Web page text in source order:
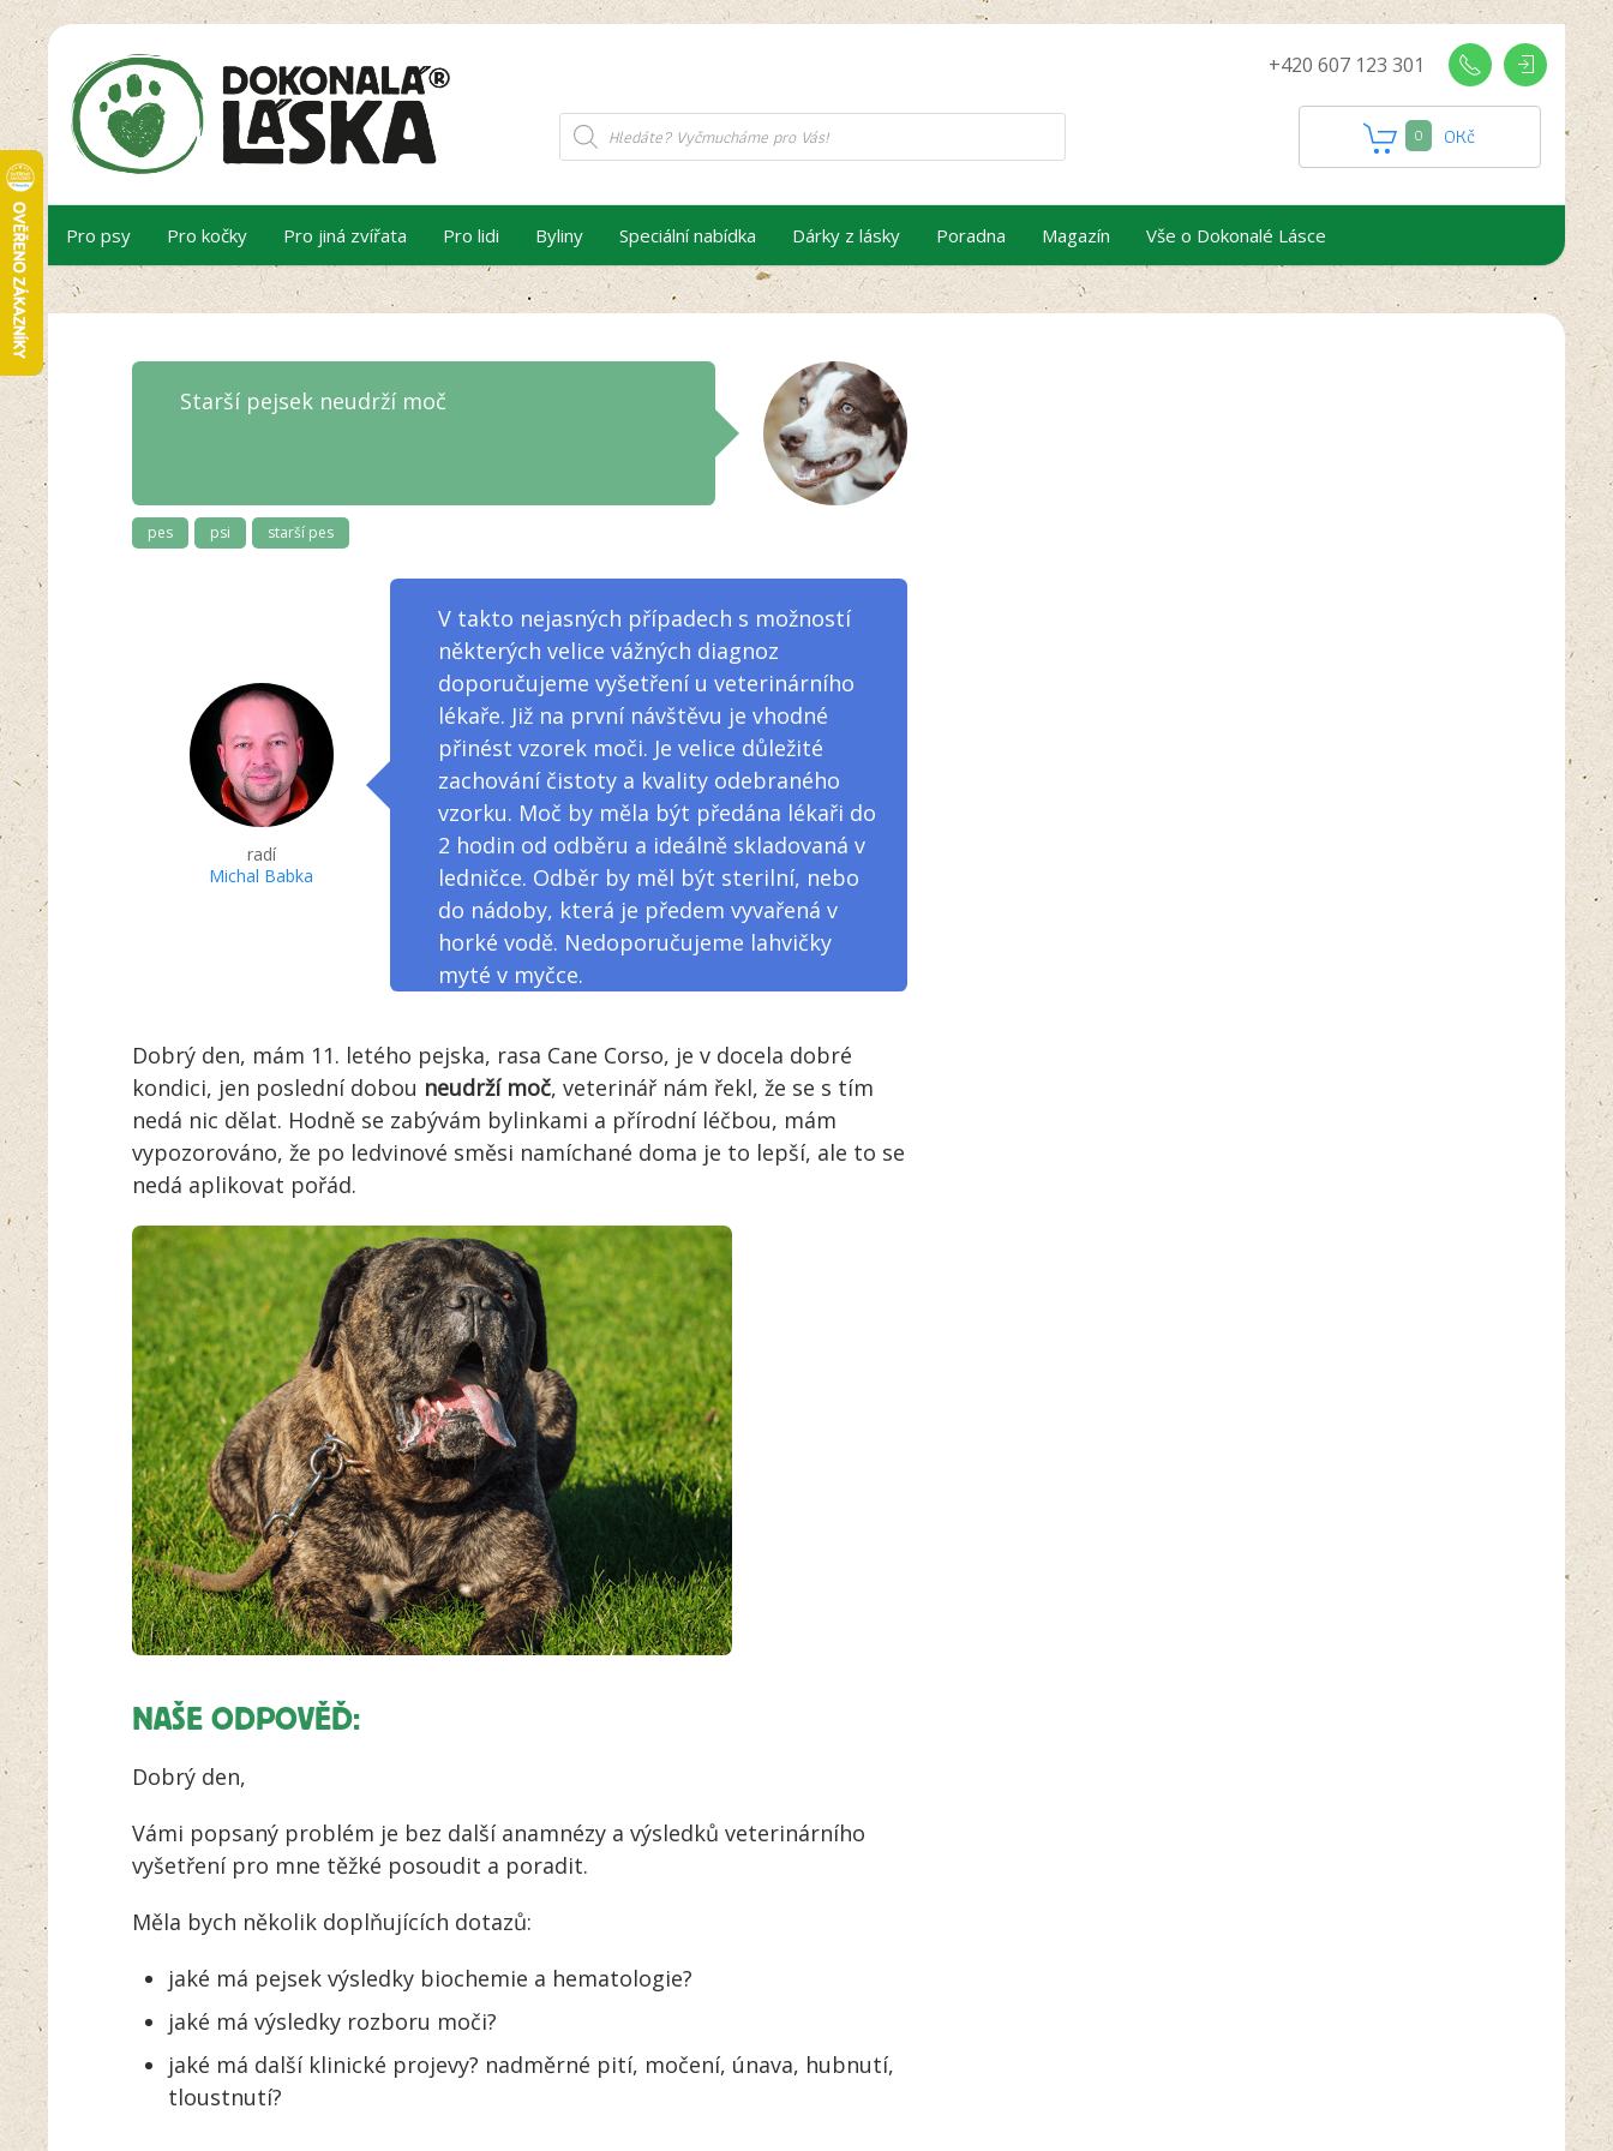
+420 607 123 301
Products
search 0 0Kč
Pro psy Pro kočky Pro jiná zvířata Pro lidi Byliny Speciální nabídka Dárky z lásky Poradna Magazín Vše o Dokonalé Lásce
Starší pejsek neudrží moč
pes psi starší pes
radí
Michal Babka
V takto nejasných případech s možností
některých velice vážných diagnoz
doporučujeme vyšetření u veterinárního
lékaře. Již na první návštěvu je vhodné
přinést vzorek moči. Je velice důležité
zachování čistoty a kvality odebraného
vzorku. Moč by měla být předána lékaři do
2 hodin od odběru a ideálně skladovaná v
ledničce. Odběr by měl být sterilní, nebo
do nádoby, která je předem vyvařená v
horké vodě. Nedoporučujeme lahvičky
myté v myčce.
Dobrý den, mám 11. letého pejska, rasa Cane Corso, je v docela dobré
kondici, jen poslední dobou neudrží moč, veterinář nám řekl, že se s tím
nedá nic dělat. Hodně se zabývám bylinkami a přírodní léčbou, mám
vypozorováno, že po ledvinové směsi namíchané doma je to lepší, ale to se
nedá aplikovat pořád.
NAŠE ODPOVĚĎ:
Dobrý den,
Vámi popsaný problém je bez další anamnézy a výsledků veterinárního
vyšetření pro mne těžké posoudit a poradit.
Měla bych několik doplňujících dotazů:
jaké má pejsek výsledky biochemie a hematologie?
jaké má výsledky rozboru moči?
jaké má další klinické projevy? nadměrné pití, močení, únava, hubnutí,
tloustnutí?